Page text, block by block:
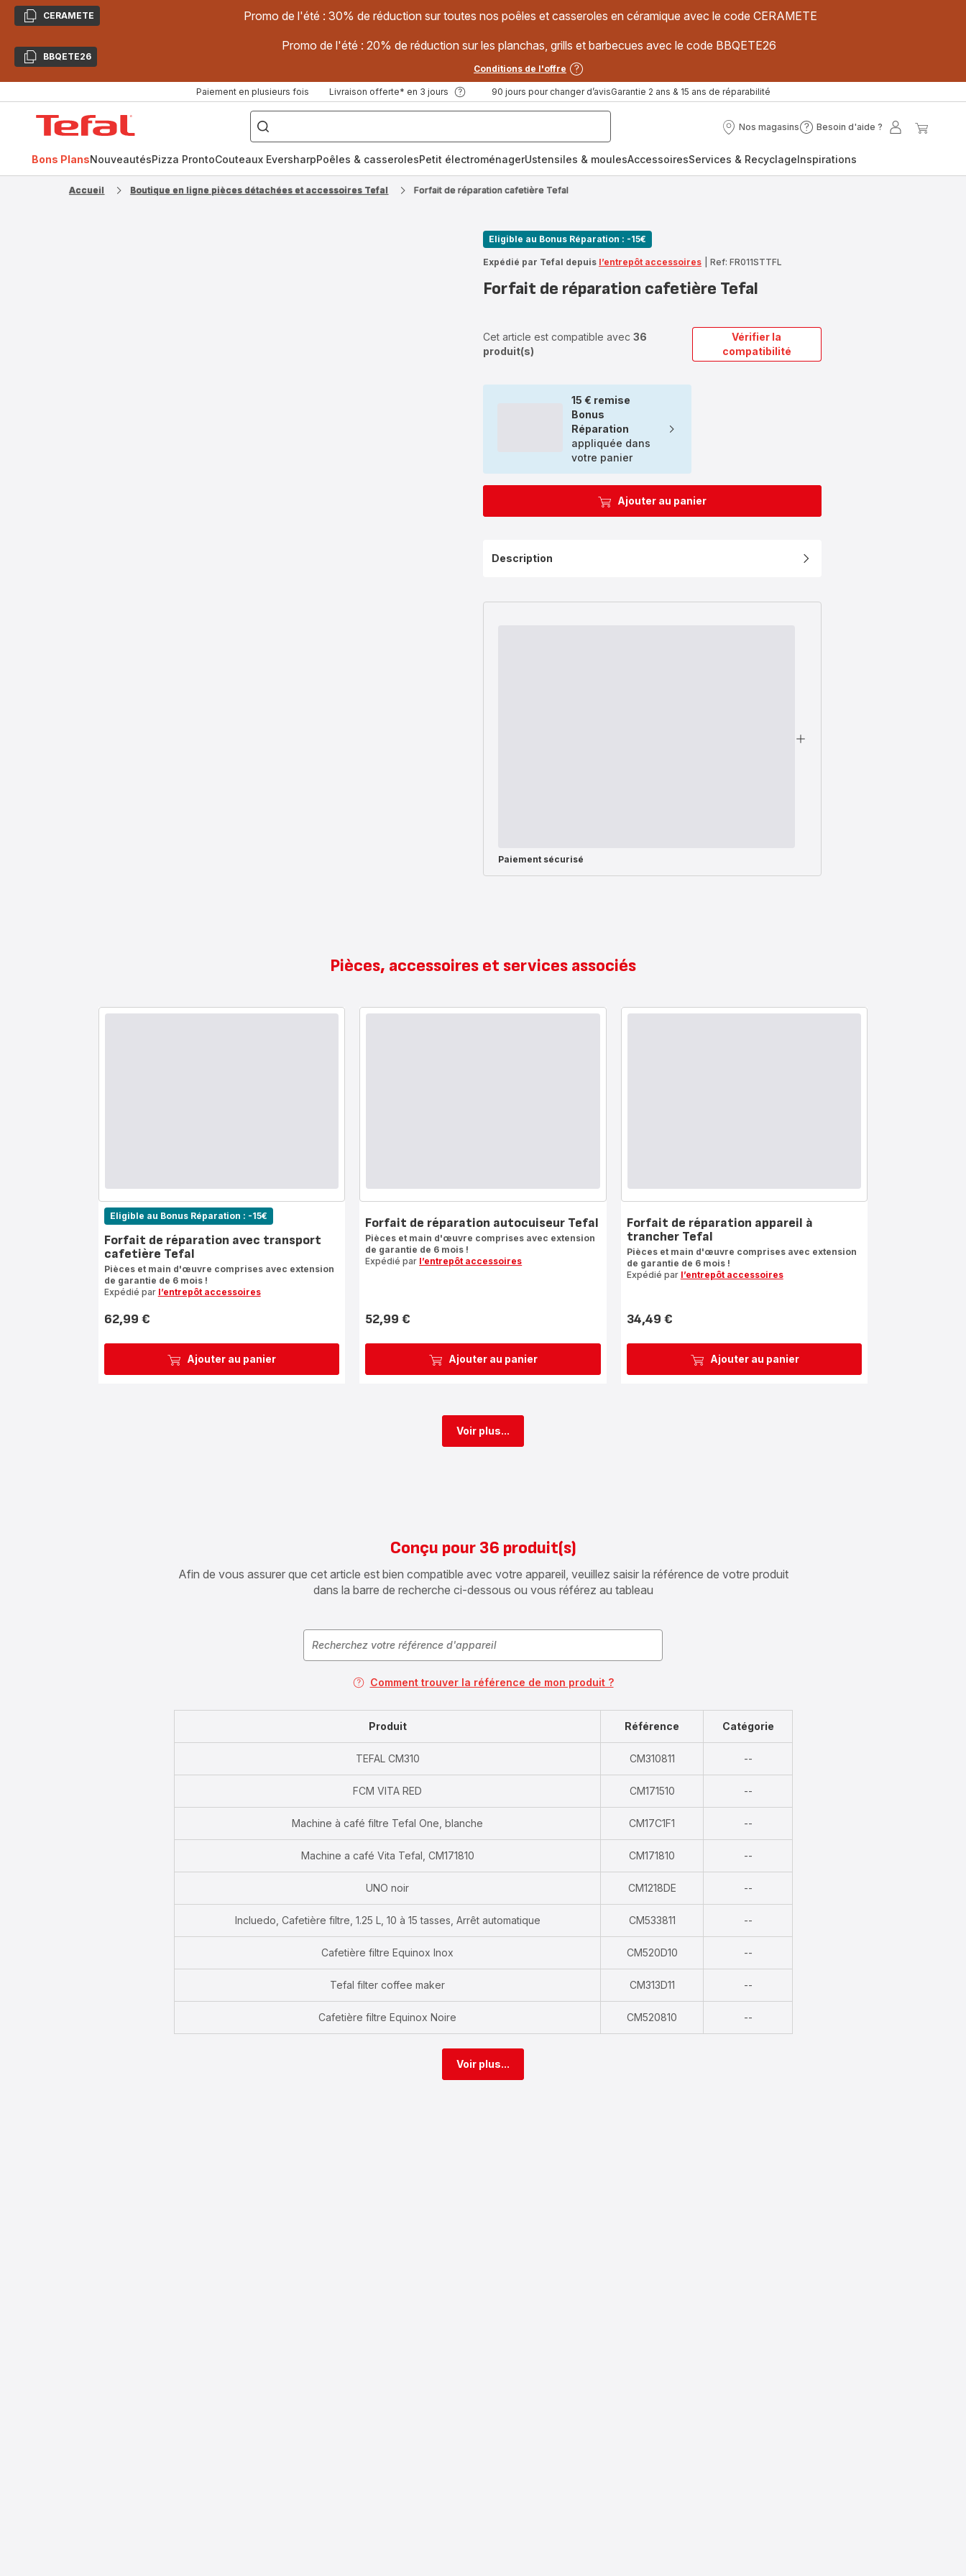
CopierCERAMETE Promo de l'été : 30% de réduction sur toutes nos poêles et casseroles en céramique avec le code CERAMETE
CopierBBQETE26
Promo de l'été : 20% de réduction sur les planchas, grills et barbecues avec le code BBQETE26
Conditions de l'offre
Paiement en plusieurs fois Livraison offerte* en 3 jours 90 jours pour changer d’avisGarantie 2 ans & 15 ans de réparabilité
["Poêles
inox,
Cake
Factory,
Nos magasins
Nos
Besoin d'aide ?
Besoin
?
Mon
Bons PlansNouveautésPizza ProntoCouteaux EversharpPoêles & casserolesPetit électroménagerUstensiles & moulesAccessoiresServices & RecyclageInspirations
Accueil Boutique en ligne pièces détachées et accessoires Tefal Forfait de réparation cafetière Tefal
Eligible au Bonus Réparation : -15€
Expédié par Tefal depuis l’entrepôt accessoires Ref: FR011STTFL
Forfait de réparation cafetière Tefal
Cet article est compatible avec 36
produit(s)
Vérifier la
compatibilité
15 € remise
Bonus
Réparation
appliquée dans
votre panier
Ajouter au panier
Description
Paiement sécurisé
Pièces, accessoires et services associés
Ajouter au panier
Eligible au Bonus Réparation : -15€
Forfait de réparation avec transport
cafetière Tefal
Pièces et main d'œuvre comprises avec extension
de garantie de 6 mois !
Expédié par l’entrepôt accessoires
Prix
62,99 €
Ajouter au panier
Forfait de réparation autocuiseur Tefal
Pièces et main d'œuvre comprises avec extension
de garantie de 6 mois !
Expédié par l’entrepôt accessoires
Prix
52,99 €
Ajouter au panier
Forfait de réparation appareil à
trancher Tefal
Pièces et main d'œuvre comprises avec extension
de garantie de 6 mois !
Expédié par l’entrepôt accessoires
Prix
34,49 €
Voir plus...
Conçu pour 36 produit(s)
Afin de vous assurer que cet article est bien compatible avec votre appareil, veuillez saisir la référence de votre produit
dans la barre de recherche ci-dessous ou vous référez au tableau
Comment trouver la référence de mon produit ?
Produit Référence Catégorie
TEFAL CM310 CM310811 --Indisponible
FCM VITA RED CM171510 --Indisponible
Machine à café filtre Tefal One, blanche CM17C1F1 --Indisponible
Machine a café Vita Tefal, CM171810 CM171810 --Indisponible
UNO noir CM1218DE --Indisponible
Incluedo, Cafetière filtre, 1.25 L, 10 à 15 tasses, Arrêt automatique CM533811 --Indisponible
Cafetière filtre Equinox Inox CM520D10 --Indisponible
Tefal filter coffee maker CM313D11 --Indisponible
Cafetière filtre Equinox Noire CM520810 --Indisponible
Voir plus...